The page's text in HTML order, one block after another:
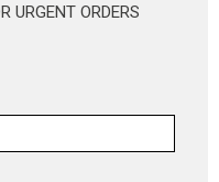
URGENT ORDERS